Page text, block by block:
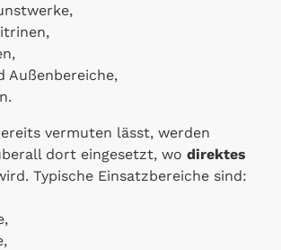
Außenbereiche,
vermuten lässt, werden
dort eingesetzt, wo direktes
Typische Einsatzbereiche sind: